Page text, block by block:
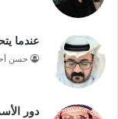
عندما
حسن
دور